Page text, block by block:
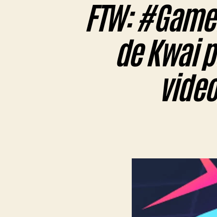
FTW:
de Kwai